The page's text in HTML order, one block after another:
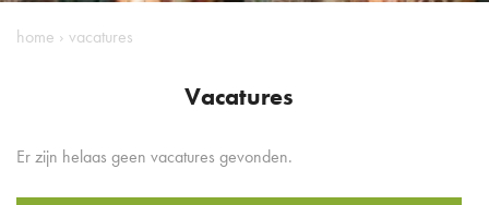
home › vacatures
Vacatures
Er zijn helaas geen vacatures gevonden.